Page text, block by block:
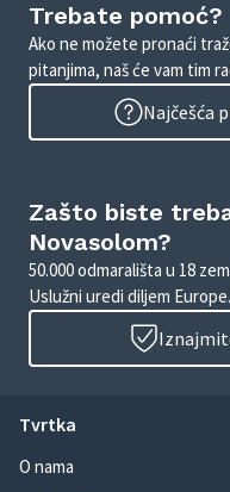
Trebate pomoć?
Ako ne možete pronaći
pitanjima, naš će vam tim
Najčešća
Zašto biste
Novasolom?
50.000 odmarališta u 18
Uslužni uredi diljem
Tvrtka
O nama